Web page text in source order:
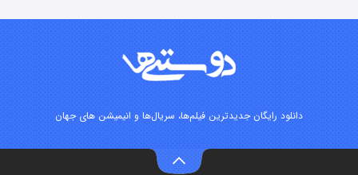
قسمت۲ (دوبله) منتشر شد
دانلود رایگان جدیدترین فیلم‌ها، سریال‌ها و انیمیشن های جهان